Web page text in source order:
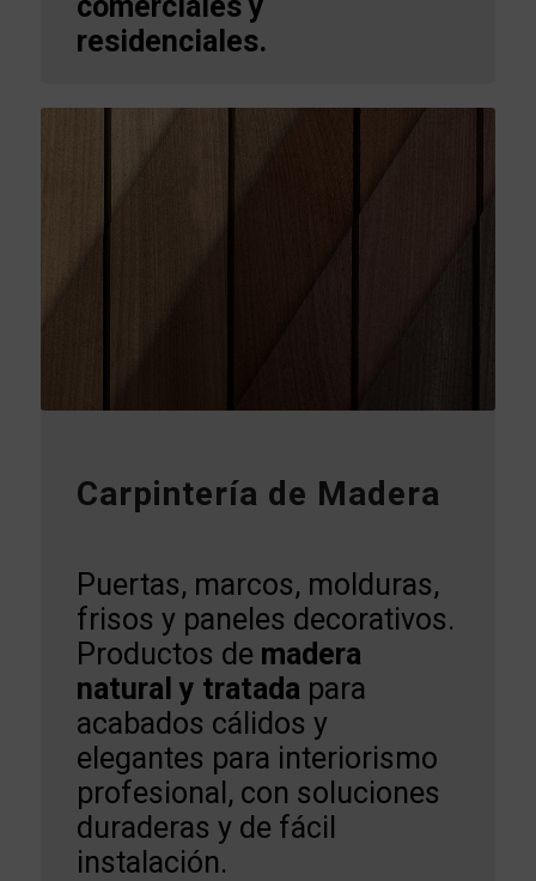
residenciales.
Carpintería de Madera
Puertas, marcos, molduras,
frisos y paneles decorativos.
Productos de madera
natural y tratadapara
acabados cálidos y
elegantes para interiorismo
profesional, con soluciones
duraderas y de fácil
instalación.